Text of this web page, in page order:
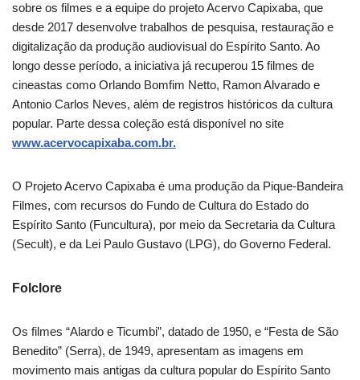
sobre os filmes e a equipe do projeto Acervo Capixaba, que
desde 2017 desenvolve trabalhos de pesquisa, restauração e
digitalização da produção audiovisual do Espírito Santo. Ao
longo desse período, a iniciativa já recuperou 15 filmes de
cineastas como Orlando Bomfim Netto, Ramon Alvarado e
Antonio Carlos Neves, além de registros históricos da cultura
popular. Parte dessa coleção está disponível no site
www.acervocapixaba.com.br.
O Projeto Acervo Capixaba é uma produção da Pique-Bandeira
Filmes, com recursos do Fundo de Cultura do Estado do
Espírito Santo (Funcultura), por meio da Secretaria da Cultura
(Secult), e da Lei Paulo Gustavo (LPG), do Governo Federal.
Folclore
Os filmes “Alardo e Ticumbi”, datado de 1950, e “Festa de São
Benedito” (Serra), de 1949, apresentam as imagens em
movimento mais antigas da cultura popular do Espírito Santo